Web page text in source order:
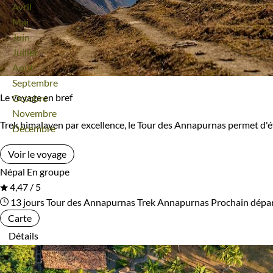
Avril
Mai
Juin
Juillet
Août
Septembre
Octobre
Novembre
Décembre
Ile Maurice Inde
Inde Himalayenne Indonésie
Irlande
Israël
Japon
Kazakhstan
Kirghizistan Kosovo
Laos
Lettonie Lituanie
Bivouac, sous tente Refuge, gîte, dortoir
Standard Supérieur
Haut de gamme
Type de bateau
Bateaux de croisière
Itinérance
Itinérant
Le voyage en bref
Trek himalayen par excellence, le Tour des Annapurnas permet
Voir le voyage
Népal En groupe
4,47 / 5
13 joursTour des AnnapurnasTrek Annapurnas Prochain
Carte
Détails